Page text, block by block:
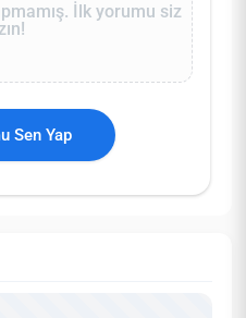
İlk yorumu siz
Sen Yap